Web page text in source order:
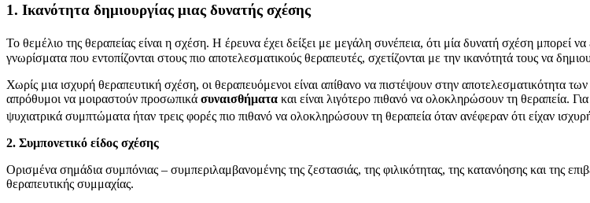
1. Ικανότητα δημιουργίας μιας δυνατής σχέσης
To θεμέλιο της θεραπείας είναι η σχέση. Η έρευνα έχει δείξει με μεγάλη συνέπεια, ότι μία δυνατή σχέση μπορεί
γνωρίσματα που εντοπίζονται στους πιο αποτελεσματικούς θεραπευτές, σχετίζονται με την ικανότητά τους να
Χωρίς μια ισχυρή θεραπευτική σχέση, οι θεραπευόμενοι είναι απίθανο να πιστέψουν στην αποτελεσματικότητα
απρόθυμοι να μοιραστούν προσωπικά συναισθήματα και είναι λιγότερο πιθανό να ολοκληρώσουν τη θεραπεία.
ψυχιατρικά συμπτώματα ήταν τρεις φορές πιο πιθανό να ολοκληρώσουν τη θεραπεία όταν ανέφεραν ότι είχαν
2. Συμπονετικό είδος σχέσης
Ορισμένα σημάδια συμπόνιας – συμπεριλαμβανομένης της ζεστασιάς, της φιλικότητας, της κατανόησης και της
θεραπευτικής συμμαχίας.